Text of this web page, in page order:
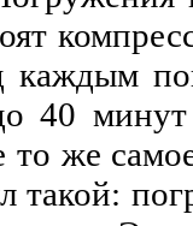
каждым
40 минут
же
такой: